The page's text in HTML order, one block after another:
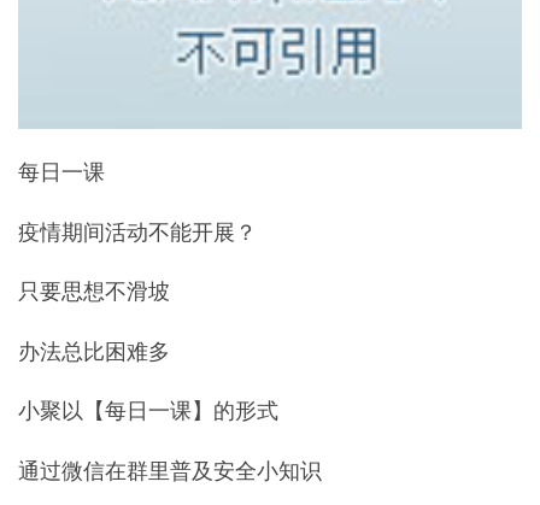
每日一课
疫情期间活动不能开展？
只要思想不滑坡
办法总比困难多
小聚以【每日一课】的形式
通过微信在群里普及安全小知识